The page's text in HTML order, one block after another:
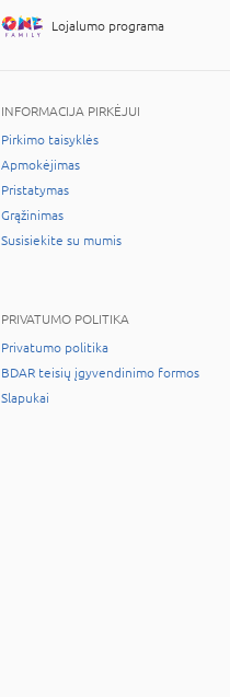
Lojalumo programa
INFORMACIJA PIRKĖJUI
Pirkimo taisyklės
Apmokėjimas
Pristatymas
Grąžinimas
Susisiekite su mumis
PRIVATUMO POLITIKA
Privatumo politika
BDAR teisių įgyvendinimo formos
Slapukai